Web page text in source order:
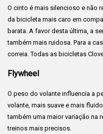
O cinto é mais silencioso e não
da bicicleta mais caro em
barata. A favor desta última, a
também mais ruidosa. Para a
correia. Todas as bicicletas
Flywheel
O peso do volante influencia a
volante, mais suave e mais
também uma maior variação na
treinos mais precisos.